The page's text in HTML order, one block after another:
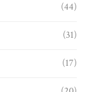
(44)
(31)
(17)